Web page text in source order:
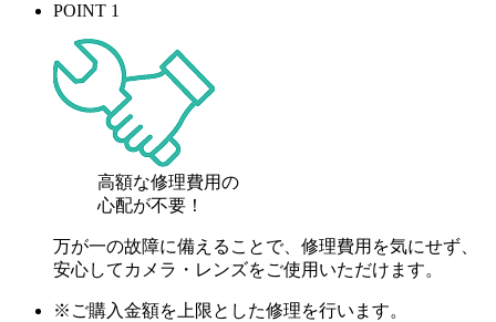
POINT 1
高額な修理費用の
心配が不要！
万が一の故障に備えることで、修理費用を気にせず、
安心してカメラ・レンズをご使用いただけます。
※ご購入金額を上限とした修理を行います。